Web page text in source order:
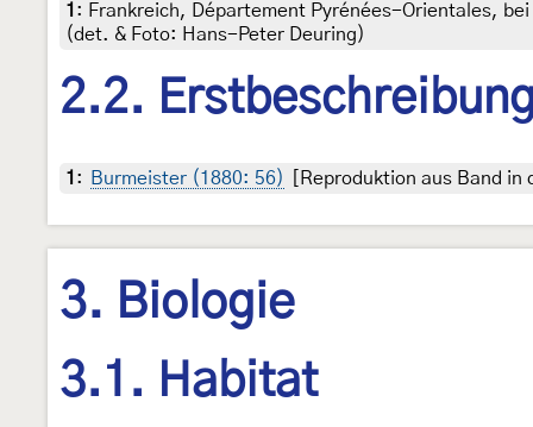
1 : Frankreich, Département Pyrénées-Orientales,
(det. & Foto: Hans-Peter Deuring)
2.2.
1 : Burmeister (1880: 56) [Reproduktion aus Band
3. Biologie
3.1. Habitat